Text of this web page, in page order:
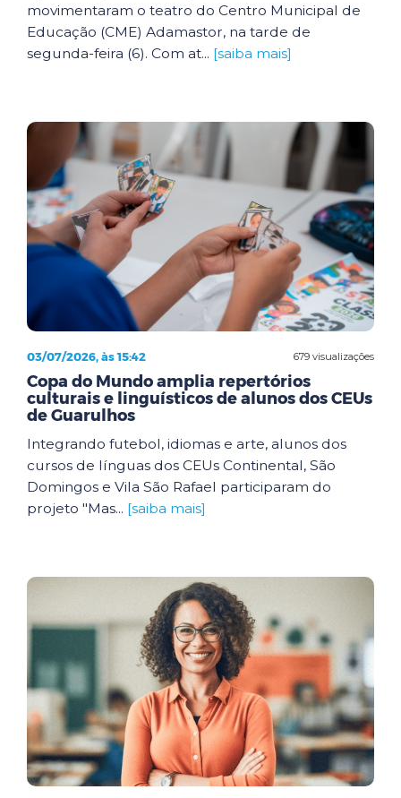
movimentaram o teatro do Centro Municipal de
Educação (CME) Adamastor, na tarde de
segunda-feira (6). Com at... [saiba mais]
679 visualizações
03/07/2026, às 15:42
Copa do Mundo amplia repertórios
culturais e linguísticos de alunos dos CEUs
de Guarulhos
Integrando futebol, idiomas e arte, alunos dos
cursos de línguas dos CEUs Continental, São
Domingos e Vila São Rafael participaram do
projeto "Mas... [saiba mais]